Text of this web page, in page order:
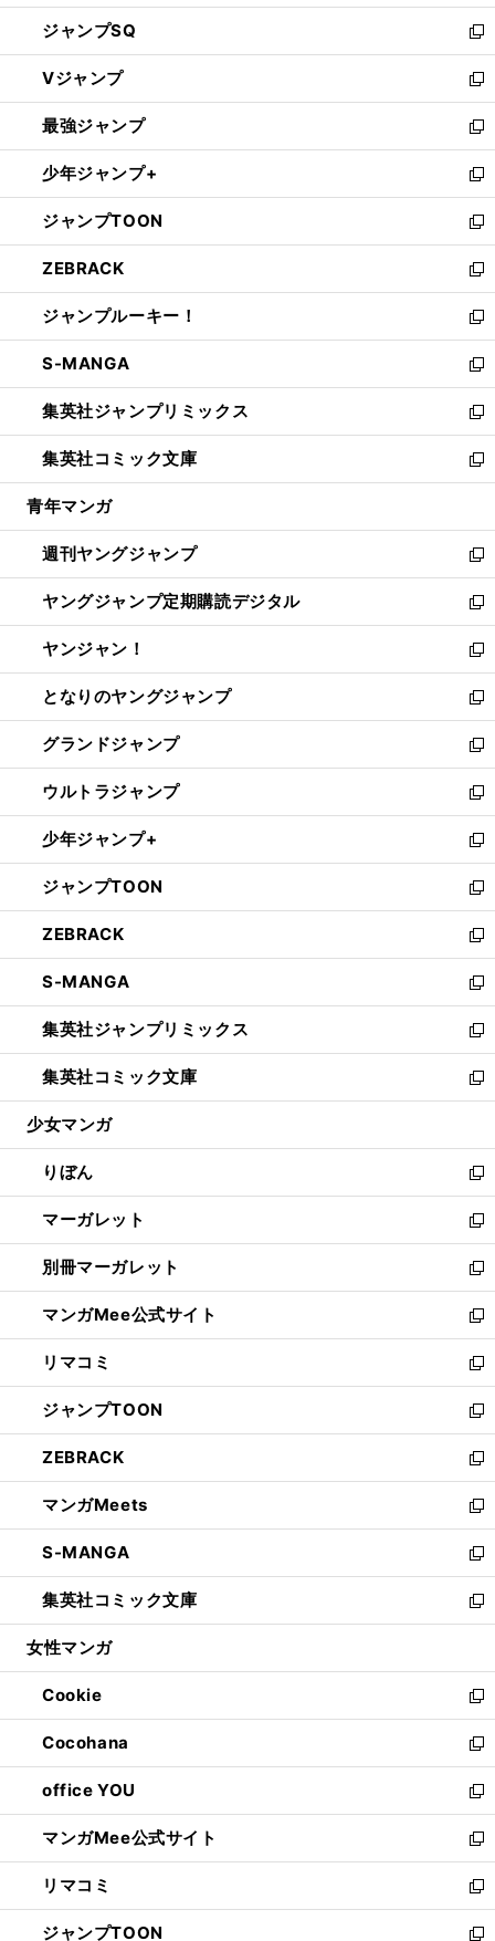
し
い
ウ
ィ
ン
ド
ウ
で
開
く
ジャンプSQ
新
し
い
ウ
ィ
ン
ド
ウ
で
開
く
Vジャンプ
新
し
い
ウ
ィ
ン
ド
ウ
で
開
く
最強ジャンプ
新
し
い
ウ
ィ
ン
ド
ウ
で
開
く
少年ジャンプ+
新
し
い
ウ
ィ
ン
ド
ウ
で
開
く
ジャンプTOON
新
し
い
ウ
ィ
ン
ド
ウ
で
開
く
ZEBRACK
新
し
い
ウ
ィ
ン
ド
ウ
で
開
ジャンプルーキー！
新
し
い
ウ
ィ
ン
ド
ウ
開
く
S-MANGA
新
し
い
ウ
ィ
ン
ウ
で
開
く
集英社ジャンプリミックス
新
し
い
ウ
ン
ド
ウ
で
開
く
集英社コミック文庫
新
し
ウ
ィ
ン
ド
ウ
で
開
く
青年マンガ
週刊ヤングジャンプ
新
し
い
ウ
ィ
ン
ド
ウ
で
開
く
ヤングジャンプ定期購読デジタル
新
し
い
ウ
ィ
ン
ド
ウ
で
開
く
ヤンジャン！
新
し
い
ウ
ィ
ン
ド
ウ
で
開
く
となりのヤングジャンプ
新
し
い
ウ
ィ
ン
ド
ウ
で
開
く
グランドジャンプ
新
し
い
ウ
ィ
ン
ド
ウ
で
開
く
ウルトラジャンプ
新
し
い
ウ
ィ
ン
ド
ウ
で
開
く
少年ジャンプ+
新
し
い
ウ
ィ
ン
ド
ウ
で
開
く
ジャンプTOON
新
し
い
ウ
ィ
ン
ド
ウ
で
開
ZEBRACK
新
し
い
ウ
ィ
ン
ド
ウ
開
く
S-MANGA
新
し
い
ウ
ィ
ン
ウ
で
開
く
集英社ジャンプリミックス
新
し
い
ウ
ン
ド
ウ
で
開
く
集英社コミック文庫
新
し
ウ
ィ
ン
ド
ウ
で
開
く
少女マンガ
りぼん
新
し
い
ウ
ィ
ン
ド
ウ
で
開
く
マーガレット
新
し
い
ウ
ィ
ン
ド
ウ
で
開
く
別冊マーガレット
新
し
い
ウ
ィ
ン
ド
ウ
で
開
く
マンガMee公式サイト
新
し
い
ウ
ィ
ン
ド
ウ
で
開
く
リマコミ
新
し
い
ウ
ィ
ン
ド
ウ
で
開
く
ジャンプTOON
新
し
い
ウ
ィ
ン
ド
ウ
で
開
ZEBRACK
新
し
い
ウ
ィ
ン
ド
ウ
開
く
マンガMeets
新
し
い
ウ
ィ
ン
ウ
で
開
く
S-MANGA
新
し
い
ウ
ン
ド
ウ
で
開
く
集英社コミック文庫
新
し
ウ
ィ
ン
ド
ウ
で
開
く
女性マンガ
Cookie
新
し
い
ウ
ィ
ン
ド
ウ
で
開
く
Cocohana
新
し
い
ウ
ィ
ン
ド
ウ
で
office YOU
新
し
い
ウ
ィ
ン
ド
マンガMee公式サイト
新
し
い
ウ
ィ
リマコミ
新
し
い
ジャンプTOON